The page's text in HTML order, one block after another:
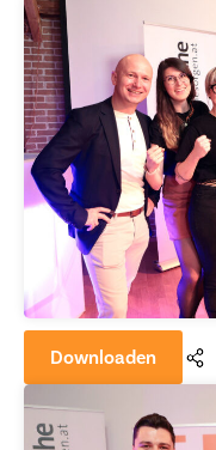
Downloaden